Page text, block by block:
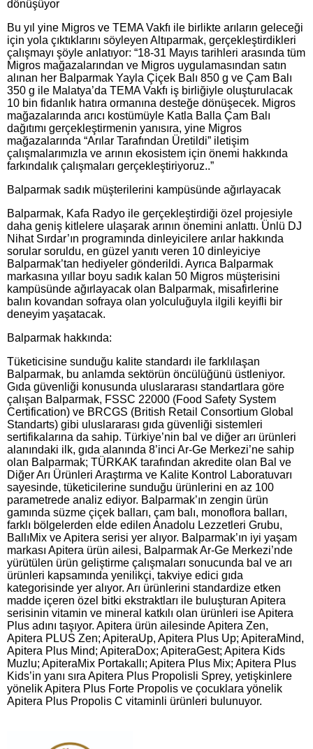
dönüşüyor
Bu yıl yine Migros ve TEMA Vakfı ile birlikte arıların geleceği
için yola çıktıklarını söyleyen Altıparmak, gerçekleştirdikleri
çalışmayı şöyle anlatıyor: “18-31 Mayıs tarihleri arasında tüm
Migros mağazalarından ve Migros uygulamasından satın
alınan her Balparmak Yayla Çiçek Balı 850 g ve Çam Balı
350 g ile Malatya’da TEMA Vakfı iş birliğiyle oluşturulacak
10 bin fidanlık hatıra ormanına desteğe dönüşecek. Migros
mağazalarında arıcı kostümüyle Katla Balla Çam Balı
dağıtımı gerçekleştirmenin yanısıra, yine Migros
mağazalarında “Arılar Tarafından Üretildi” iletişim
çalışmalarımızla ve arının ekosistem için önemi hakkında
farkındalık çalışmaları gerçekleştiriyoruz..”
Balparmak sadık müşterilerini kampüsünde ağırlayacak
Balparmak, Kafa Radyo ile gerçekleştirdiği özel projesiyle
daha geniş kitlelere ulaşarak arının önemini anlattı. Ünlü DJ
Nihat Sırdar’ın programında dinleyicilere arılar hakkında
sorular soruldu, en güzel yanıtı veren 10 dinleyiciye
Balparmak’tan hediyeler gönderildi. Ayrıca Balparmak
markasına yıllar boyu sadık kalan 50 Migros müşterisini
kampüsünde ağırlayacak olan Balparmak, misafirlerine
balın kovandan sofraya olan yolculuğuyla ilgili keyifli bir
deneyim yaşatacak.
Balparmak hakkında:
Tüketicisine sunduğu kalite standardı ile farklılaşan
Balparmak, bu anlamda sektörün öncülüğünü üstleniyor.
Gıda güvenliği konusunda uluslararası standartlara göre
çalışan Balparmak, FSSC 22000 (Food Safety System
Certification) ve BRCGS (British Retail Consortium Global
Standarts) gibi uluslararası gıda güvenliği sistemleri
sertifikalarına da sahip. Türkiye’nin bal ve diğer arı ürünleri
alanındaki ilk, gıda alanında 8’inci Ar-Ge Merkezi’ne sahip
olan Balparmak; TÜRKAK tarafından akredite olan Bal ve
Diğer Arı Ürünleri Araştırma ve Kalite Kontrol Laboratuvarı
sayesinde, tüketicilerine sunduğu ürünlerini en az 100
parametrede analiz ediyor. Balparmak’ın zengin ürün
gamında süzme çiçek balları, çam balı, monof­lora balları,
farklı bölgelerden elde edilen Anadolu Lezzetleri Grubu,
BallıMix ve Apitera serisi yer alı­yor. Balparmak’ın iyi yaşam
markası Apitera ürün ailesi, Balparmak Ar-Ge Merkezi’nde
yürütülen ürün geliştirme çalışmaları sonucunda bal ve arı
ürünleri kapsamında yenilikçi, takviye edici gıda
kategorisinde yer alıyor. Arı ürünlerini standardize etken
madde içeren özel bitki ekstraktları ile buluşturan Apitera
serisinin vitamin ve mineral katkılı olan ürünleri ise Apitera
Plus adını taşıyor. Apitera ürün ailesinde Apitera Zen,
Apitera PLUS Zen; ApiteraUp, Apitera Plus Up; ApiteraMind,
Apitera Plus Mind; ApiteraDox; ApiteraGest; Apitera Kids
Muzlu; ApiteraMix Portakallı; Apitera Plus Mix; Apitera Plus
Kids’in yanı sıra Apitera Plus Propolisli Sprey, yetişkinlere
yönelik Apitera Plus Forte Propolis ve çocuklara yönelik
Apitera Plus Propolis C vitaminli ürünleri bulunuyor.